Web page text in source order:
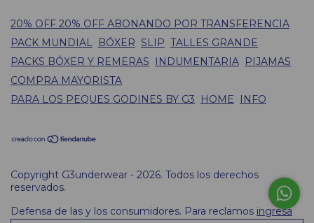
20% OFF 20% OFF ABONANDO POR TRANSFERENCIA
PACK MUNDIAL BÓXER SLIP TALLES GRANDE
PACKS BÓXER Y REMERAS
INDUMENTARIA PIJAMAS
COMPRA MAYORISTA
PARA LOS PEQUES GODINES BY G3
HOME INFO
Copyright G3underwear - 2026. Todos los derechos
reservados.
Defensa de las y los consumidores. Para reclamos ingresá